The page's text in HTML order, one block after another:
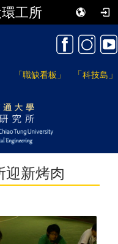
工所
「職缺看板」 「科技島 」
迎新烤肉